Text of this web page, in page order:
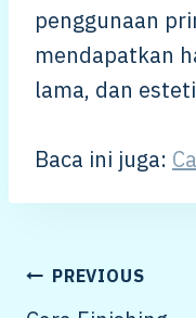
penggunaan
mendapatkan
lama, dan
Baca ini juga:
POST
PREVIOUS